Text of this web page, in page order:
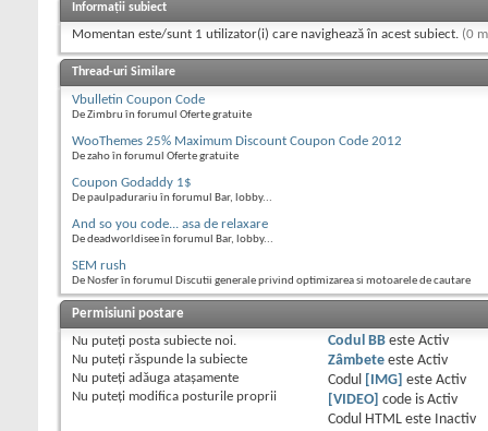
Informații subiect
Momentan este/sunt 1 utilizator(i) care navighează în acest subiect. (0
Thread-uri Similare
Vbulletin Coupon Code
De Zimbru în forumul Oferte gratuite
WooThemes 25% Maximum Discount Coupon Code 2012
De zaho în forumul Oferte gratuite
Coupon Godaddy 1$
De paulpadurariu în forumul Bar, lobby...
And so you code... asa de relaxare
De deadworldisee în forumul Bar, lobby...
SEM rush
De Nosfer în forumul Discutii generale privind optimizarea si motoarele de cautare
Permisiuni postare
Nu puteţi posta subiecte noi.
Nu puteţi răspunde la subiecte
Nu puteţi adăuga ataşamente
Nu puteţi modifica posturile proprii
Codul BBeste Activ
Zâmbeteeste Activ
Codul
[IMG] este Activ
[VIDEO]
code is Activ
Codul HTML este
Inactiv